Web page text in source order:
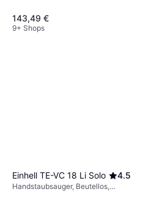
143,49 €
9+ Shops
Einhell ‎TE-VC 18 Li Solo 4.5
Handstaubsauger, Beutellos,